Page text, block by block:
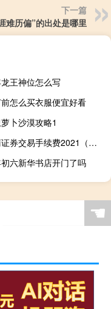
下一篇
难历偏”的出处是哪里
王神位怎么写
怎么买衣服便宜好看
卜沙漠攻略1
招商证券交易手续费2021（招商证券交易手续费）
六新华书店开门了吗
☚